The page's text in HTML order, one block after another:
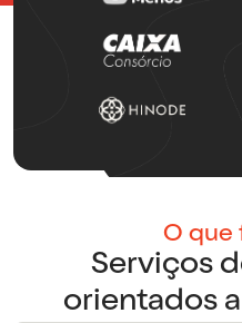
O que
Serviços
orientados